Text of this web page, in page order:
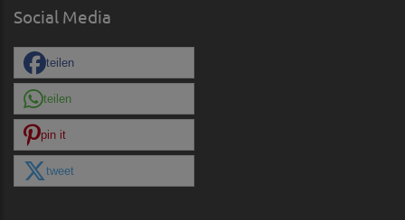
Social Media
teilen
teilen
pin it
tweet